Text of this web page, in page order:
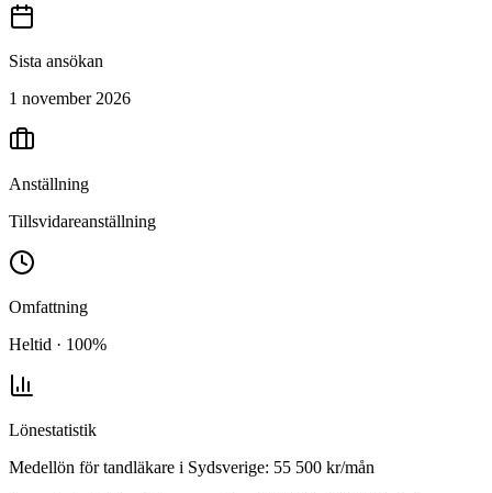
Sista ansökan
1 november 2026
Anställning
Tillsvidareanställning
Omfattning
Heltid · 100%
Lönestatistik
Medellön förtandläkare i Sydsverige: 55 500 kr/mån